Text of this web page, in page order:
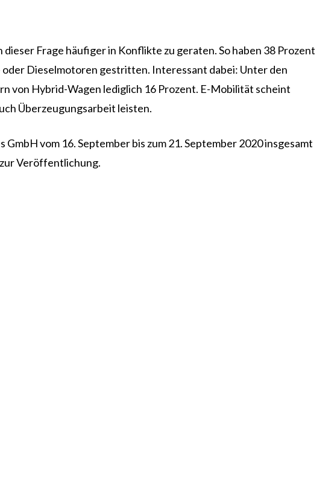
Frage häufiger in Konflikte zu geraten. So haben 38 Prozent
Dieselmotoren gestritten. Interessant dabei: Unter den
von Hybrid-Wagen lediglich 16 Prozent. E-Mobilität scheint
Überzeugungsarbeit leisten.
vom 16. September bis zum 21. September 2020 insgesamt
Veröffentlichung.